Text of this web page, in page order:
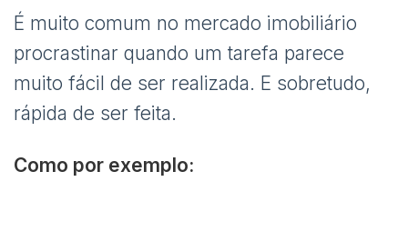
É muito comum no mercado imobiliário
procrastinar quando um tarefa parece
muito fácil de ser realizada. E sobretudo,
rápida de ser feita.
Como por exemplo: